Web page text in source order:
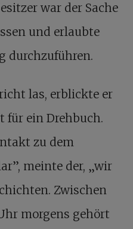
war der Sache
und erlaubte
durchzuführen.
las, erblickte er
für ein Drehbuch.
zu dem
meinte der, „wir
Zwischen
morgens gehört